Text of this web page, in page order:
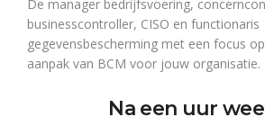
De manager bedrijfsvoering,
businesscontroller, CISO en functionaris
gegevensbescherming met een focus
aanpak van BCM voor jouw organisatie.
Na een uur